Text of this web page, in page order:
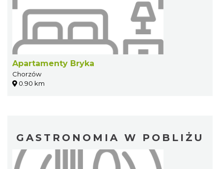
Apartamenty Bryka
Chorzów
0.90 km
GASTRONOMIA W POBLIŻU